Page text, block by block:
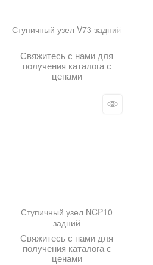
Ступичный узел V73 задний
Свяжитесь с нами для
получения каталога с
ценами
Ступичный узел NCP10
задний
Свяжитесь с нами для
получения каталога с
ценами